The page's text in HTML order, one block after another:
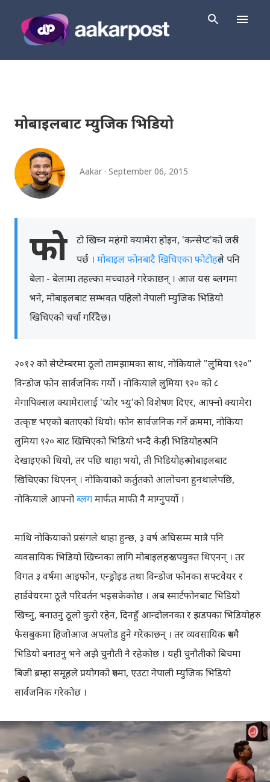
मोबाइलबाट म्युजिक भिडियो
Aakar September 06, 2015
फो
टो खिच्न महंगो क्यामेरा होइन, 'कन्सेप्ट'को जरुरी
पर्छ । मोबाइल फोनबाटै खिचिएका फोटोहरुले पनि
बेला - बेलामा तहल्का मच्चाउने गरेकाछन् । आज यस ब्लगमा
भने, मोबाइलबाट सम्भवत पहिलो नेपाली म्युजिक भिडियो
खिचिएको चर्चा गरिँदैछ।
२०१२ को सेप्टेम्बरमा ठूलो तामझामका साथ, नोकियाले "लुमिया ९२०"
विन्डोज फोन सार्वजनिक गर्यो । नोकियाले लुमिया ९२० को ८
मेगापिक्सल क्यामेरालाई 'प्योर भ्यु'को विशेषण दिएर, आफ्नो क्यामेरा
उत्कृष्ट भएको बताएको थियो। फोन सार्वजनिक गर्ने क्रममा, नोकिया
लुमिया ९२० बाट खिचिएको भिडियो भन्दै केही भिडियोहरु पनि
देखाइएको थियो, तर पछि थाहा भयो, ती भिडियोहरु मोबाइलबाट
खिचिएका थिएनन् । नोकियाको कर्तुतको आलोचना हुनथालेपछि,
नोकियाले आफ्नोब्लगमार्फत माफी नै माग्नुपर्यो ।
माथि नोकियाको प्रसंगले थाहा हुन्छ, ३ वर्ष अघिसम्म मात्रै पनि
व्यवसायिक भिडियो खिच्नका लागि मोबाइलहरु उपयुक्त थिएनन् । तर
विगत ३ वर्षमा आइफोन, एन्ड्रोइड तथा विन्डोज फोनका सफ्टवेयर र
हार्डवेयरमा ठूलै परिवर्तन भइसकेकोछ । अब स्मार्टफोनबाट भिडियो
खिच्नु, बनाउनु ठूलो कुरो रहेन, दिनहुँ आन्दोलनका र झडपका भिडियोहरु
फेसबुकमा हिजोआज अपलोड हुने गरेकाछन् । तर व्यवसायिक रुपमै
भिडियो बनाउनु भने अझै चुनौती नै रहेकोछ । यही चुनौतीको बिचमा
बिजी ब्रम्हा समूहले प्रयोगको रुपमा, एउटा नेपाली म्युजिक भिडियो
सार्वजनिक गरेकोछ ।